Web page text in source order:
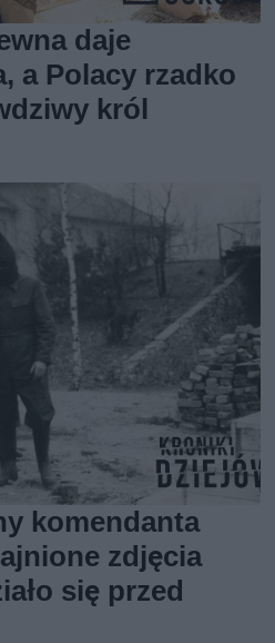
daje
a Polacy rzadko
król
komendanta
zdjęcia
się przed